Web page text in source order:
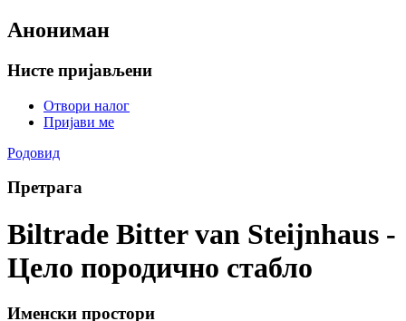
Анониман
Нисте пријављени
Отвори налог
Пријави ме
Родовид
Претрага
Biltrade Bitter van Steijnhaus -
Цело породично стабло
Именски простори